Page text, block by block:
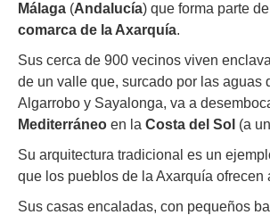
Málaga (Andalucía) que forma parte
comarca de la Axarquía.
Sus cerca de 900 vecinos viven
de un valle que, surcado por las aguas
Algarrobo y Sayalonga, va a
Mediterráneo en la Costa del Sol (a
Su arquitectura tradicional es un
que los pueblos de la Axarquía ofrecen
Sus casas encaladas, con pequeños